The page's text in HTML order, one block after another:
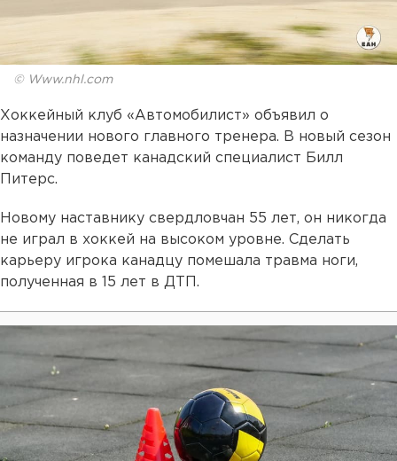
© Www.nhl.com
Хоккейный клуб «Автомобилист» объявил о
назначении нового главного тренера. В новый сезон
команду поведет канадский специалист Билл
Питерс.
Новому наставнику свердловчан 55 лет, он никогда
не играл в хоккей на высоком уровне. Сделать
карьеру игрока канадцу помешала травма ноги,
полученная в 15 лет в ДТП.